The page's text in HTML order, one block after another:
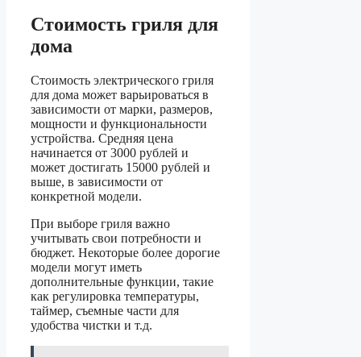
Стоимость гриля для
дома
Стоимость электрического гриля
для дома может варьироваться в
зависимости от марки, размеров,
мощности и функциональности
устройства. Средняя цена
начинается от 3000 рублей и
может достигать 15000 рублей и
выше, в зависимости от
конкретной модели.
При выборе гриля важно
учитывать свои потребности и
бюджет. Некоторые более дорогие
модели могут иметь
дополнительные функции, такие
как регулировка температуры,
таймер, съемные части для
удобства чистки и т.д.